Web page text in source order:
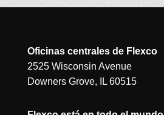
Oficinas centrales de Flexco
2525 Wisconsin Avenue
Downers Grove, IL 60515